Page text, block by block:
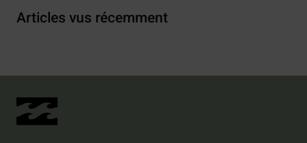
Articles vus récemment